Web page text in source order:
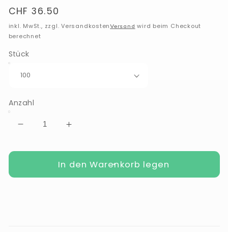
Normaler
Preis
CHF 36.50
inkl. MwSt., zzgl. VersandkostenVersand wird beim Checkout
berechnet
Stück
Anzahl
Verringere
Menge
Hyaluronsäure
Erhöhe
Menge
für
Hyaluronsäure
In den Warenkorb legen